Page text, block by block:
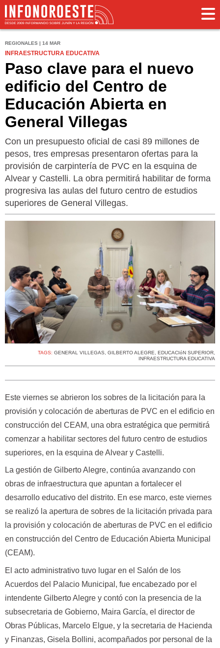
REGIONALES | 14 MAR
INFRAESTRUCTURA EDUCATIVA
Paso clave para el nuevo
edificio del Centro de
Educación Abierta en
General Villegas
Con un presupuesto oficial de casi 89 millones de
pesos, tres empresas presentaron ofertas para la
provisión de carpintería de PVC en la esquina de
Alvear y Castelli. La obra permitirá habilitar de forma
progresiva las aulas del futuro centro de estudios
superiores de General Villegas.
TAGS: GENERAL VILLEGAS, GILBERTO ALEGRE, EDUCACIóN SUPERIOR,
INFRAESTRUCTURA EDUCATIVA
Este viernes se abrieron los sobres de la licitación para la
provisión y colocación de aberturas de PVC en el edificio en
construcción del CEAM, una obra estratégica que permitirá
comenzar a habilitar sectores del futuro centro de estudios
superiores, en la esquina de Alvear y Castelli.
La gestión de Gilberto Alegre, continúa avanzando con
obras de infraestructura que apuntan a fortalecer el
desarrollo educativo del distrito. En ese marco, este viernes
se realizó la apertura de sobres de la licitación privada para
la provisión y colocación de aberturas de PVC en el edificio
en construcción del Centro de Educación Abierta Municipal
(CEAM).
El acto administrativo tuvo lugar en el Salón de los
Acuerdos del Palacio Municipal, fue encabezado por el
intendente Gilberto Alegre y contó con la presencia de la
subsecretaria de Gobierno, Maira García, el director de
Obras Públicas, Marcelo Elgue, y la secretaria de Hacienda
y Finanzas, Gisela Bollini, acompañados por personal de la